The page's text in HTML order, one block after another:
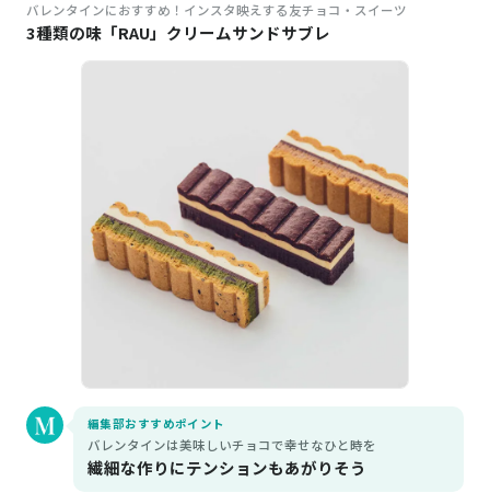
バレンタインにおすすめ！インスタ映えする友チョコ・スイーツ
3種類の味「RAU」クリームサンドサブレ
編集部おすすめポイント
バレンタインは美味しいチョコで幸せなひと時を
繊細な作りにテンションもあがりそう